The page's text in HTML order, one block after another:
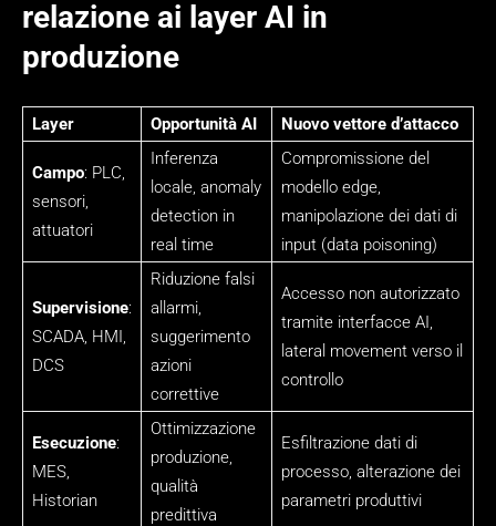
relazione ai layer AI in
produzione
Layer Opportunità AI Nuovo vettore d’attacco
Campo: PLC,
sensori,
attuatori
Inferenza
locale, anomaly
detection in
real time
Compromissione del
modello edge,
manipolazione dei dati di
input (data poisoning)
Supervisione:
SCADA, HMI,
DCS
Riduzione falsi
allarmi,
suggerimento
azioni
correttive
Accesso non autorizzato
tramite interfacce AI,
lateral movement verso il
controllo
Esecuzione:
MES,
Historian
Ottimizzazione
produzione,
qualità
predittiva
Esfiltrazione dati di
processo, alterazione dei
parametri produttivi